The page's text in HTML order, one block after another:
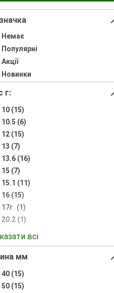
Аксесуари для монтажу
Гачки фідерні
Джиг-ріг
Fisher Club
SinkFish
Немає
Популярні
Акції
Новинки
г:
10 (15)
10.5 (6)
12 (15)
13 (7)
13.6 (16)
15 (7)
15.1 (11)
16 (15)
17г. (1)
20.2 (1)
26 (23)
28 (21)
32 (29)
7 (15)
всі
мм
40 (15)
50 (15)